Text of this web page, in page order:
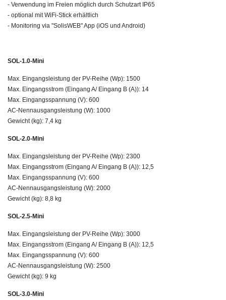
- Verwendung im Freien möglich durch Schutzart IP65
- optional mit WiFi-Stick erhältlich
- Monitoring via "SolisWEB" App (iOS und Android)
SOL-1.0-Mini
Max. Eingangsleistung der PV-Reihe (Wp): 1500
Max. Eingangsstrom (Eingang A/ Eingang B (A)): 14
Max. Eingangsspannung (V): 600
AC-Nennausgangsleistung (W): 1000
Gewicht (kg): 7,4 kg
SOL-2.0-Mini
Max. Eingangsleistung der PV-Reihe (Wp): 2300
Max. Eingangsstrom (Eingang A/ Eingang B (A)): 12,5
Max. Eingangsspannung (V): 600
AC-Nennausgangsleistung (W): 2000
Gewicht (kg): 8,8 kg
SOL-2.5-Mini
Max. Eingangsleistung der PV-Reihe (Wp): 3000
Max. Eingangsstrom (Eingang A/ Eingang B (A)): 12,5
Max. Eingangsspannung (V): 600
AC-Nennausgangsleistung (W): 2500
Gewicht (kg): 9 kg
SOL-3.0-Mini